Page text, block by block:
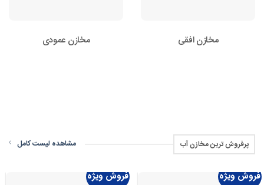
مخازن افقی مخازن عمودی
پرفروش ترین مخازن آب مشاهده لیست کامل
فروش ویژه فروش ویژه